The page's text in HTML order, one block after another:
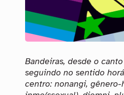
Bandeiras, desde o
seguindo no sentido
centro: nonangi, gênero-